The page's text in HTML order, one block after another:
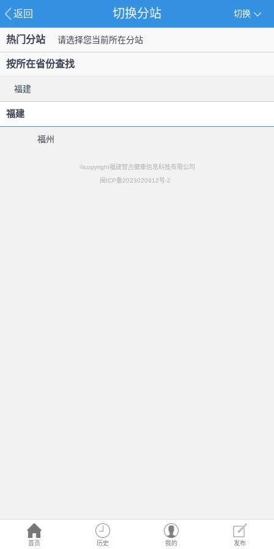
返回 切换
切换分站
首页 历史 我的 发布
热门分站 请选择您当前所在分站
按所在省份查找
福建
福建
福州
©copyright福建智古健康信息科技有限公司
闽ICP备2023020912号-2